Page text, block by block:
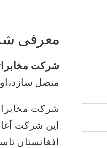
معرفی
شرکت
متصل
شرکت مخابراتی
این شرکت
افغانستان